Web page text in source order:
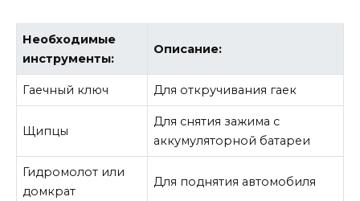
Необходимые
инструменты:
Описание:
Гаечный ключ Для откручивания гаек
Щипцы
Для снятия зажима с
аккумуляторной батареи
Гидромолот или
домкрат
Для поднятия автомобиля